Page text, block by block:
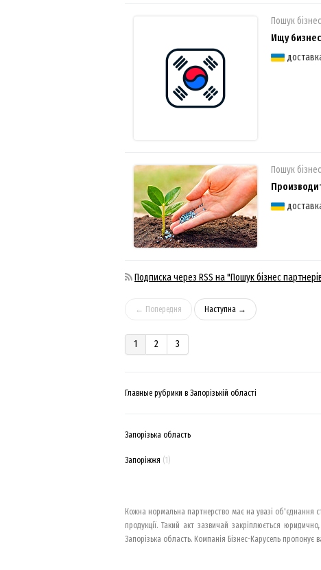
Пошук
Ищу
Пошук
Подписка через RSS на "Пошук бізнес
← Попередня Наступна →
1 2 3
Главные рубрики в Запорізькій області
Запорізька область
Запоріжжя (1)
Кожна нормальна партнерство має на увазі об'єднання
продукції. Такий акт зазвичай закріплюється
Запорізька область. Компанія Бізнес-Карусель пропонує